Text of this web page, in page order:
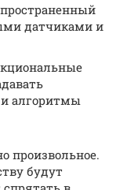
датчиками и
алгоритмы
произвольное.
будут